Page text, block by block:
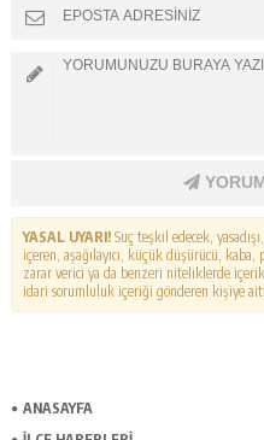
YASAL UYARI!Suç teşkil edecek,
içeren, aşağılayıcı, küçük düşürücü,
zarar verici ya da benzeri niteliklerde
idari sorumluluk içeriği gönderen kişiye
ANASAYFA